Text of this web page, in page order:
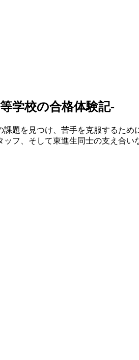
学校の合格体験記-
題を見つけ、苦手を克服するため
フ、そして東進生同士の支え合い